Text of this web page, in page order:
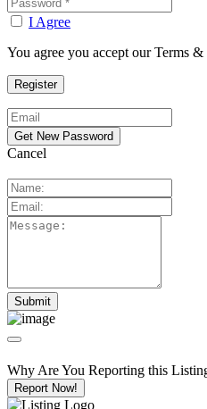
I Agree
You agree you accept our Terms
Cancel
Why Are You Reporting this
Report Now!